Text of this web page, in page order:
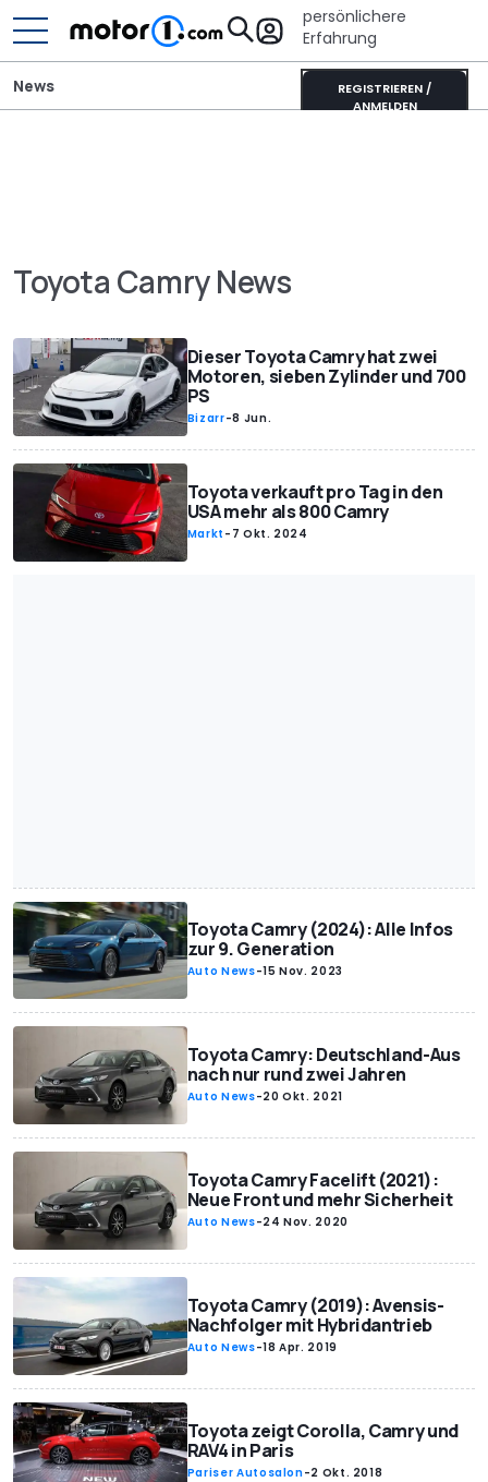
persönlichere
Erfahrung
REGISTRIEREN /
ANMELDEN
News
Toyota Camry News
Dieser Toyota Camry hat zwei
Motoren, sieben Zylinder und 700
PS
Bizarr-8 Jun.
Toyota verkauft pro Tag in den
USA mehr als 800 Camry
Markt - 7 Okt. 2024
Toyota Camry (2024): Alle Infos
zur 9. Generation
Auto News-15 Nov. 2023
Toyota Camry: Deutschland-Aus
nach nur rund zwei Jahren
Auto News-20 Okt. 2021
Toyota Camry Facelift (2021):
Neue Front und mehr Sicherheit
Auto News-24 Nov. 2020
Toyota Camry (2019): Avensis-
Nachfolger mit Hybridantrieb
Auto News-18 Apr. 2019
Toyota zeigt Corolla, Camry und
RAV4 in Paris
Pariser Autosalon-2 Okt. 2018